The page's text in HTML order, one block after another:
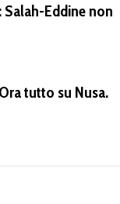
Eddine non
tutto su Nusa.